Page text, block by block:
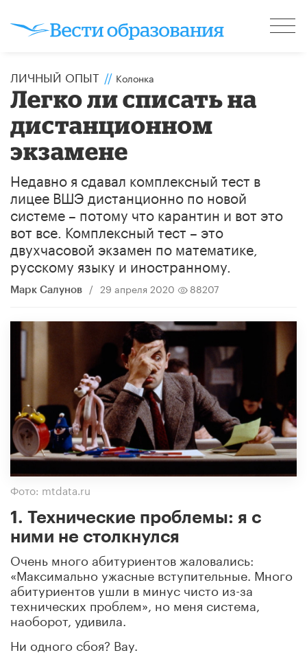
ЛИЧНЫЙ ОПЫТ // Колонка
Легко ли списать на
дистанционном
экзамене
Недавно я сдавал комплексный тест в
лицее ВШЭ дистанционно по новой
системе – потому что карантин и вот это
вот все. Комплексный тест – это
двухчасовой экзамен по математике,
русскому языку и иностранному.
Марк Салунов / 29 апреля 2020 88207
Фото: mtdata.ru
1. Технические проблемы: я с
ними не столкнулся
Очень много абитуриентов жаловались:
«Максимально ужасные вступительные. Много
абитуриентов ушли в минус чисто из-за
технических проблем», но меня система,
наоборот, удивила.
Ни одного сбоя? Вау.